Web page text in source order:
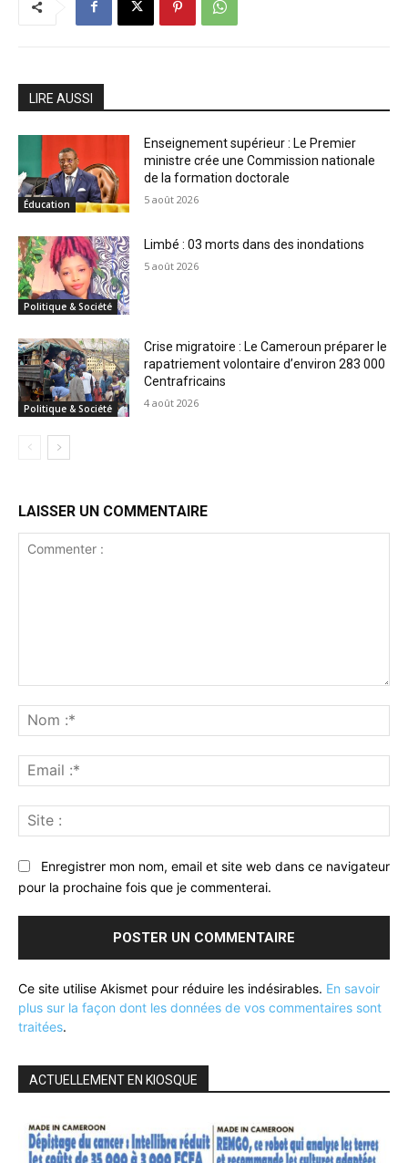
LIRE AUSSI
Éducation
Enseignement supérieur : Le Premier
ministre crée une Commission nationale
de la formation doctorale
5 août 2026
Politique & Société
Limbé : 03 morts dans des inondations
5 août 2026
Politique & Société
Crise migratoire : Le Cameroun préparer le
rapatriement volontaire d’environ 283 000
Centrafricains
4 août 2026
LAISSER UN COMMENTAIRE
:*
:*
:
Enregistrer mon nom, email et site web dans ce navigateur
pour la prochaine fois que je commenterai.
Ce site utilise Akismet pour réduire les indésirables. En savoir
plus sur la façon dont les données de vos commentaires sont
traitées.
ACTUELLEMENT EN KIOSQUE